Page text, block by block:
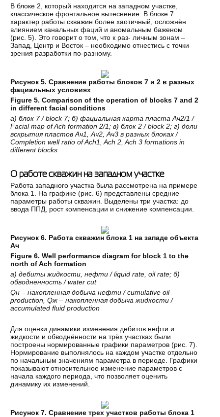
В блоке 2, который находится на западном участке,
классическое фронтальное вытеснение. В блоке 7
характер работы скважин более хаотичный, осложнён
влиянием канальных фаций и аномальным баженом
(рис. 5). Это говорит о том, что к раз- личным зонам –
Запад, Центр и Восток – необходимо отнестись с точки
зрения разработки по-разному.
Рисунок 5. Сравнение работы блоков 7 и 2 в разных
фациальных условиях
Figure 5. Comparison of the operation of blocks 7 and 2
in different facial conditions
а)блок 7 / block 7;б)фациальная карта пласта Ач2/1 /
Facial map of Ach formation 2/1;в)блок 2 / block 2;г)доли
вскрытия пластов Ач1,Ач2,Ач3в разных блоках/
Completion well ratio of Ach1, Ach 2, Ach 3 formations in
different blocks
О работе скважин на западном участке
Работа западного участка была рассмотрена на примере
блока 1. На графике (рис. 6) представлены средние
параметры работы скважин. Выделены три участка: до
ввода ППД, рост компенсации и снижение компенсации.
Рисунок 6. Работа скважин блока 1 на западе объекта
Ач
Figure 6. Well performance diagram for block 1 to the
north of Ach formation
а)дебиты жидкости ,нефти/ liquid rate, oil rate;б)
обводненность/ water cut
Qн –накопленная добыча нефти/ cumulative oil
production, Qж –накопленная добыча жидкости/
accumulated fluid production
Для оценки динамики изменения дебитов нефти и
жидкости и обводнённости на трёх участках были
построены нормированные графики параметров (рис. 7).
Нормирование выполнялось на каждом участке отдельно
по начальным значениям параметра в периоде. Графики
показывают относительное изменение параметров с
начала каждого периода, что позволяет оценить
динамику их изменений.
Рисунок 7. Сравнение трех участков работы блока 1